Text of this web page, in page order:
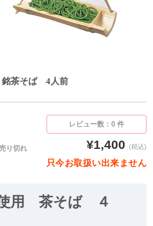
茶そば 4人前
レビュー数：0 件
り切れ ¥1,400(税込)
只今お取扱い出来ません
使用 茶そば ４